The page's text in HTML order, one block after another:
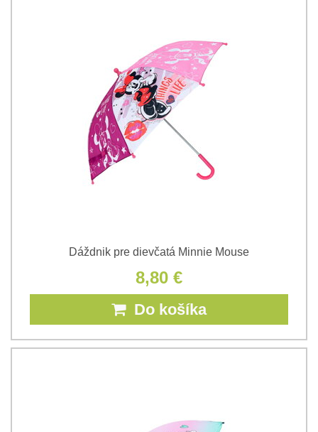
Dáždnik pre dievčatá Minnie Mouse
8,80 €
Do košíka